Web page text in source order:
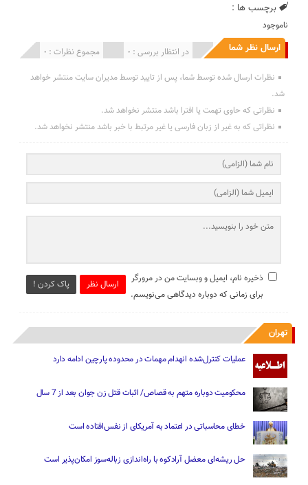
برچسب ها :
ناموجود
ارسال نظر شما مجموع نظرات : 0 در انتظار بررسی : 0 انتشار یافته : 0
نظرات ارسال شده توسط شما، پس از تایید توسط مدیران سایت منتشر خواهد
شد.
نظراتی که حاوی تهمت یا افترا باشد منتشر نخواهد شد.
نظراتی که به غیر از زبان فارسی یا غیر مرتبط با خبر باشد منتشر نخواهد شد.
ارسال نظر پاک کردن !
ذخیره نام، ایمیل و وبسایت من در مرورگر
برای زمانی که دوباره دیدگاهی می‌نویسم.
تهران
عملیات کنترل‌شده انهدام مهمات در محدوده پارچین ادامه دارد
محکومیت دوباره متهم به قصاص/ اثبات قتل زن جوان بعد از 7 سال
خطای محاسباتی در اعتماد به آمریکای از نفس‌افتاده است
حل ریشه‌ای معضل آرادکوه با راه‌اندازی زباله‌سوز امکان‌پذیر است